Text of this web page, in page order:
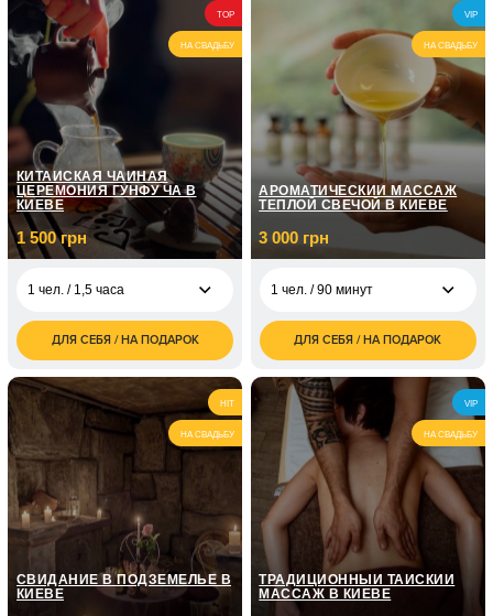
2 чел. / 1 час
1 800
грн
5 000
грн
TOP
НА СВАДЬБУ
КИТАЙСКАЯ ЧАЙНАЯ
ЦЕРЕМОНИЯ ГУНФУ ЧА В
КИЕВЕ
1 500 грн
1 чел. / 1,5 часа
1 500
грн
2 чел. / 1,5 часа
3 000
грн
ДЛЯ СЕБЯ / НА ПОДАРОК
VIP
НА СВАДЬБУ
АРОМАТИЧЕСКИЙ МАССАЖ
ТЕПЛОЙ СВЕЧОЙ В КИЕВЕ
3 000 грн
1 чел. / 90 минут
3 000
грн
2 чел. / 90 минут
6 000
грн
ДЛЯ СЕБЯ / НА ПОДАРОК
HIT
НА СВАДЬБУ
СВИДАНИЕ В ПОДЗЕМЕЛЬЕ В
КИЕВЕ
VIP
НА СВАДЬБУ
ТРАДИЦИОННЫЙ ТАЙСКИЙ
МАССАЖ В КИЕВЕ